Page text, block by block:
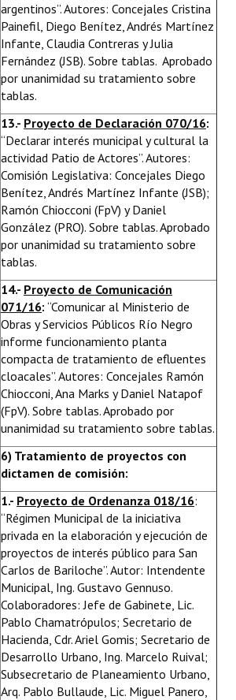
argentinos”. Autores: Concejales Cristina
Painefil, Diego Benítez, Andrés Martínez
Infante, Claudia Contreras y Julia
Fernández (JSB). Sobre tablas. Aprobado
por unanimidad su tratamiento sobre
tablas.
13.- Proyecto de Declaración 070/16:
“Declarar interés municipal y cultural la
actividad Patio de Actores”. Autores:
Comisión Legislativa: Concejales Diego
Benítez, Andrés Martínez Infante (JSB);
Ramón Chiocconi (FpV) y Daniel
González (PRO). Sobre tablas. Aprobado
por unanimidad su tratamiento sobre
tablas.
14.- Proyecto de Comunicación
071/16: “Comunicar al Ministerio de
Obras y Servicios Públicos Río Negro
informe funcionamiento planta
compacta de tratamiento de efluentes
cloacales”. Autores: Concejales Ramón
Chiocconi, Ana Marks y Daniel Natapof
(FpV). Sobre tablas. Aprobado por
unanimidad su tratamiento sobre tablas.
6) Tratamiento de proyectos con
dictamen de comisión:
1.- Proyecto de Ordenanza 018/16:
“Régimen Municipal de la iniciativa
privada en la elaboración y ejecución de
proyectos de interés público para San
Carlos de Bariloche”. Autor: Intendente
Municipal, Ing. Gustavo Gennuso.
Colaboradores: Jefe de Gabinete, Lic.
Pablo Chamatrópulos; Secretario de
Hacienda, Cdr. Ariel Gomis; Secretario de
Desarrollo Urbano, Ing. Marcelo Ruival;
Subsecretario de Planeamiento Urbano,
Arq. Pablo Bullaude, Lic. Miguel Panero,